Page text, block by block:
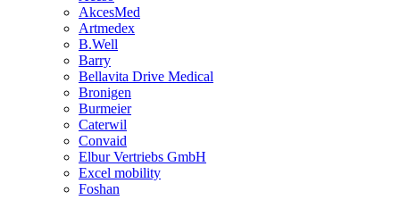
AkcesMed
Artmedex
B.Well
Barry
Bellavita Drive Medical
Bronigen
Burmeier
Caterwil
Convaid
Elbur Vertriebs GmbH
Excel mobility
Foshan